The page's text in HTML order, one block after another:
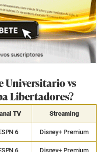
Universitario vs
Libertadores?
TV Streaming
6 Disney+ Premium
6 Disney+ Premium